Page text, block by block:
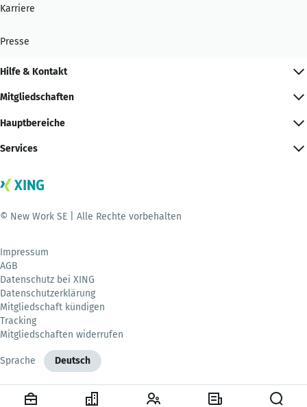
Karriere
Presse
Hilfe & Kontakt
Mitgliedschaften
Hauptbereiche
Services
© New Work SE | Alle Rechte vorbehalten
Impressum
AGB
Datenschutz bei XING
Datenschutzerklärung
Mitgliedschaft kündigen
Tracking
Mitgliedschaften widerrufen
Sprache Deutsch